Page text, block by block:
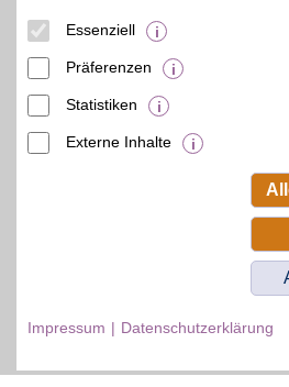
4%
© BSW Verbraucher-Service
Alle Rechte vorbehalten.
Essenziell
Präferenzen
Statistiken
Externe Inhalte
Impressum Datenschutzerklärung